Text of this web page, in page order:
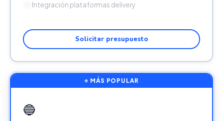
Integración plataformas delivery
Solicitar presupuesto
⭐ MÁS POPULAR
🔵